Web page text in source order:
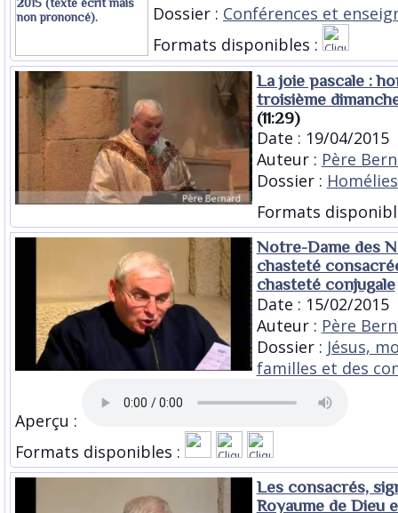
Dossier : Conférences et
Formats disponibles :
La joie pascale :
troisième
(11:29)
Date : 19/04/2015
Auteur : Père
Dossier : Homélies
Formats
Notre-Dame des
chasteté
chasteté conjugale
Date : 15/02/2015
Auteur : Père
Dossier : Jésus,
familles et des
Aperçu :
Formats disponibles :
Les consacrés,
Royaume de Dieu